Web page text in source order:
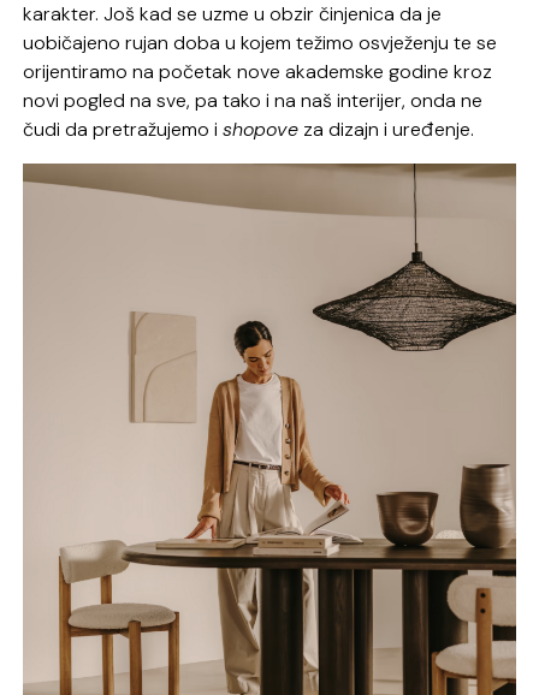
karakter. Još kad se uzme u obzir činjenica da je
uobičajeno rujan doba u kojem težimo osvježenju te se
orijentiramo na početak nove akademske godine kroz
novi pogled na sve, pa tako i na naš interijer, onda ne
čudi da pretražujemo ishopove za dizajn i uređenje.